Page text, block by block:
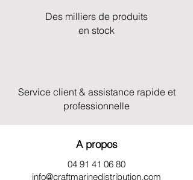
Des milliers de produits
en stock
Service client & assistance rapide et
professionnelle
A propos
04 91 41 06 80
info@craftmarinedistribution.com